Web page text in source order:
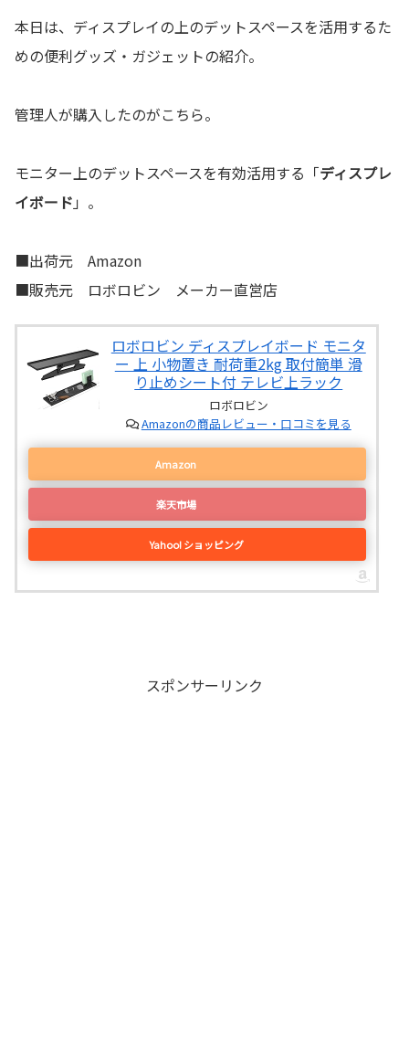
本日は、ディスプレイの上のデットスペースを活用するた
めの便利グッズ・ガジェットの紹介。
管理人が購入したのがこちら。
モニター上のデットスペースを有効活用する「ディスプレ
イボード 」。
■出荷元 Amazon
■販売元 ロボロビン メーカー直営店
ロボロビン ディスプレイボード モニタ
ー 上 小物置き 耐荷重2kg 取付簡単 滑
り止めシート付 テレビ上ラック
ロボロビン
Amazonの商品レビュー・口コミを見る
Amazon
楽天市場
Yahoo! ショッピング
スポンサーリンク